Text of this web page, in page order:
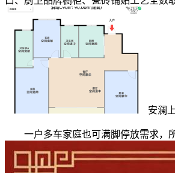
安澜
一户多车家庭也可满脚停放需求，所